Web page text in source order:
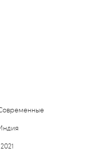
Современные
Индия
12021